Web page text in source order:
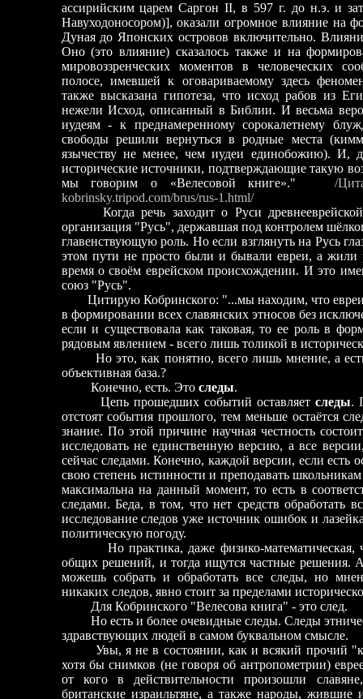
ассирийским царем Саргон II, в 597 г. до н.э. и
Навуходоносором)], оказали огромное влияние на
Дуная до Японских островов включительно.
Оно (это влияние) сказалось также и на
мировоззренческих моментов в человеческих
полосе, имевшей к оговариваемому здесь
также высказана гипотеза, что исход рабов из
нежели Исход, описанный в Библии. И весьма
иудеям - к преднамеренному сорокалетнему
свободы решили вернуться в родные места
язычеству не менее, чем иудеи единобожию). И,
исторические источники, подтверждающие такую
мы говорим о «Велесовой книге»."
/
kobrinsky.tripod.com/brus/rus-1.html/
Когда речь заходит о Руси древнееврейской,
организация "Русь", державшая под контролем
главенствующую роль. Но если взглянуть на Русь
этом пути не просто были и бывали евреи, а жили
время о своём еврейском происхождении. И это
союз "Русь".
Цитирую Кобринского: "...мы находим, что
в формировании всех славянских этносов без
если и существовала как таковая, то ее роль в
рядовым явлением - всего лишь толикой в
Но это, как понятно, всего лишь мнение, а есть
объективная база.?
Конечно, есть. Это следы.
Цепь прошедших событий оставляет следы.
отстоят события прошлого, тем меньше остаётся
знание. По этой причине научная честность
исследовать не единственную версию, а все
сейчас следами. Конечно, каждой версии, если есть
свою степень истинности и преподавать
максимальна на данный момент, то есть в
следами. Беда, в том, что нет средств
исследование следов уже источник ошибок и
политическую погоду.
Но практика, даже физико-математическая,
общих решений, и тогда ищутся частные решения.
можешь собрать и обработать все следы, но
никаких следов, явно стоит за пределами
Для Кобринского "Велесова книга" - это след.
Но есть и более очевидные следы. Следы
здравствующих людей в самом буквальном смысле.
Увы, я не в состоянии, как и всякий прочий
хотя бы снимков (не говоря об антропометрии)
от кого в действительности произошли
британские израильтяне, а также народы,